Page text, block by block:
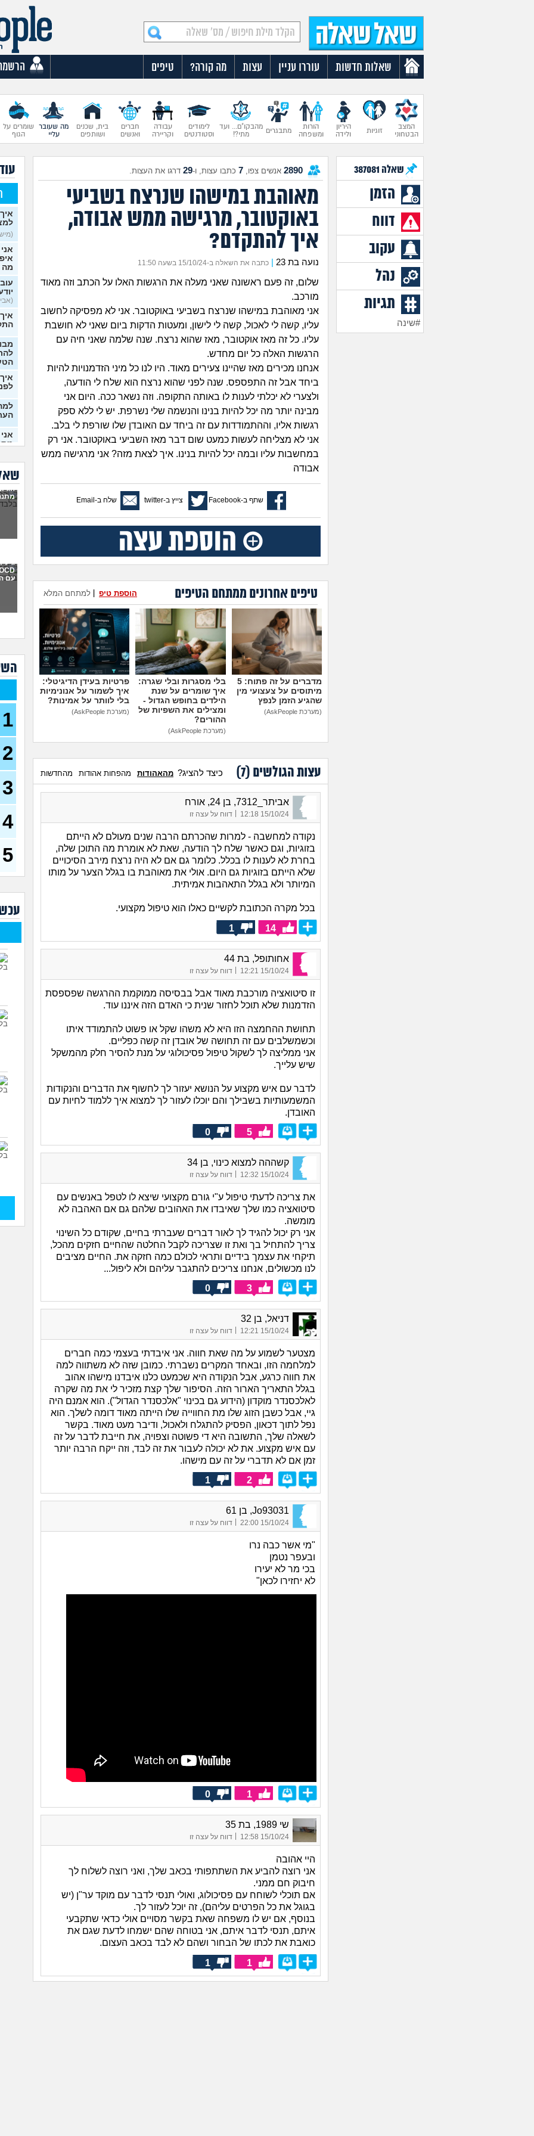
שאלות חדשות עוררו עניין עצות מה קורה? טיפים
המצב
הבטחוני
זוגיות
היריון
ולידה
הורות
ומשפחה
מתבגרים
מהבקו"ם... ועד
מתי?!
לימודים
וסטודנטים
עבודה
וקריירה
חברים
ואנשים
בית, שכנים
ושותפים
מה שעובר
עליי
שומרים על
הגוף
שאלה 387081
הזמן
דווח
עקוב
נהל
תגיות
#שינה
2890 אנשים צפו, 7 כתבו עצות, ו-29 דרגו את העצות.
מאוהבת במישהו שנרצח בשביעי
באוקטובר, מרגישה ממש אבודה,
איך להתקדם?
נועה בת 23 כתבה את השאלה ב-15/10/24 בשעה 11:50
שלום, זה פעם ראשונה שאני מעלה את הרגשות האלו על הכתב וזה מאוד
מורכב.
אני מאוהבת במישהו שנרצח בשביעי באוקטובר. אני לא מפסיקה לחשוב
עליו, קשה לי לאכול, קשה לי לישון, ומעטות הדקות ביום שאני לא חושבת
עליו. כל זה מאז אוקטובר, מאז שהוא נרצח. שנה שלמה שאני חיה עם
הרגשות האלה כל יום מחדש.
אנחנו מכירים מאז שהיינו צעירים מאוד. היו לנו כל מיני הזדמנויות להיות
ביחד אבל זה התפספס. שנה לפני שהוא נרצח הוא שלח לי הודעה,
ולצערי לא יכלתי לענות לו באותה התקופה. וזה נשאר ככה. היום אני
מבינה יותר מה יכל להיות בנינו והנשמה שלי נשרפת. יש לי ללא ספק
רגשות אליו, וההתמודדות עם זה ביחד עם האובדן שלו שורפת לי בלב.
אני לא מצליחה לעשות כמעט שום דבר מאז השביעי באוקטובר. אני רק
במחשבות עליו ובמה יכל להיות בנינו. איך לצאת מזה? אני מרגישה ממש
אבודה
שתף ב-Facebook צייץ ב-twitter שלח ב-Email
טיפים אחרונים ממתחם הטיפים למתחם המלא הוספת טיפ
מדברים על זה פתוח: 5
מיתוסים על צעצועי מין
שהגיע הזמן לנפץ
(מערכת AskPeople)
בלי מסגרות ובלי שגרה:
איך שומרים על שנת
הילדים בחופש הגדול -
ומצילים את השפיות של
ההורים?
(מערכת AskPeople)
פרטיות בעידן הדיגיטלי:
איך לשמור על אנונימיות
בלי לוותר על אמינות?
(מערכת AskPeople)
עצות הגולשים (7
) כיצד להציג? מהאהודות מהפחות אהודות מהחדשות
אביתר_7312, בן 24, אורח
15/10/24 12:18 דווח על עצה זו
נקודה למחשבה - למרות שהכרתם הרבה שנים מעולם לא הייתם
בזוגיות, וגם כאשר שלח לך הודעה, שאת לא אומרת מה התוכן שלה,
בחרת לא לענות לו בכלל. כלומר גם אם לא היה נרצח מירב הסיכויים
שלא הייתם בזוגיות גם היום. אולי את מאוהבת בו בגלל הצער על מותו
המיותר ולא בגלל התאהבות אמיתית.
בכל מקרה הכתובת לקשיים כאלו הוא טיפול מקצועי.
14
1
אחותופל, בת 44
15/10/24 12:21
| דווח על עצה זו
זו סיטואציה מורכבת מאוד אבל בבסיסה ממוקמת ההרגשה שפספסת
הזדמנות שלא תוכל לחזור שנית כי האדם הזה איננו עוד.
תחושת ההחמצה הזו היא לא משהו שקל או פשוט להתמודד איתו
וכשמשלבים עם זה תחושה של אובדן זה קשה כפליים.
אני ממליצה לך לשקול טיפול פסיכולוגי על מנת להסיר חלק מהמשקל
שיש עלייך.
לדבר עם איש מקצוע על הנושא יעזור לך לחשוף את הדברים והנקודות
המשמעותיות בשבילך והם יוכלו לעזור לך למצוא איך ללמוד לחיות עם
האובדן.
5
0
קשההה למצוא כינוי, בן 34
15/10/24 12:32 דווח על עצה זו
את צריכה לדעתי טיפול ע"י גורם מקצועי שיצא לו לטפל באנשים עם
סיטואציה כמו שלך שאיבדו את האהובים שלהם גם אם האהבה לא
מומשה.
אני רק יכול להגיד לך לאור דברים שעברתי בחיים, שקודם כל השינוי
צריך להתחיל בך ואת זו שצריכה לקבל החלטה שהחיים חזקים מהכל,
תיקחי את עצמך בידיים ותראי לכולם כמה חזקה את. החיים מציבים
לנו מכשולים, אנחנו צריכים להתגבר עליהם ולא ליפול...
3
0
דניאל, בן 32
15/10/24 12:21 דווח על עצה זו
מצטער לשמוע על מה שאת חווה. אני איבדתי בעצמי כמה חברים
למלחמה הזו, ובאחד המקרים נשברתי. כמובן שזה לא משתווה למה
את חווה כרגע, אבל הנקודה היא שכמעט כלנו איבדנו מישהו אהוב
בגלל התאריך הארור הזה. הסיפור שלך קצת מזכיר לי את מה שקרה
לאלכסנדר מוקדון (הידוע גם בכינוי "אלכסנדר הגדול"). הוא אמנם היה
גיי, אבל כשבן הזוג שלו מת החווייה שלו הייתה מאוד דומה לשלך. הוא
נפל לתוך דכאון, הפסיק להתגלח ולאכול, ודיבר מעט מאוד. בקשר
לשאלה שלך, התשובה היא די פשוטה וצפויה, את חייבת לדבר על זה
עם איש מקצוע. את לא יכולה לעבור את זה לבד, וזה ייקח הרבה יותר
זמן אם לא תדברי על זה עם מישהו.
2
1
Jo93031, בן 61
15/10/24 22:00 דווח על עצה זו
"מי אשר כבה נרו
ובעפר נטמן
בכי מר לא יעירו
לא יחזירו לכאן"
1
0
שי 1989, בת 35
15/10/24 12:58 דווח על עצה זו
היי אהובה
אני רוצה להביע את השתתפותי בכאב שלך, ואני רוצה לשלוח לך
חיבוק חם ממני.
אם תוכלי לשוחח עם פסיכולוג, ואולי תנסי לדבר עם מוקד ער"ן (יש
בגוגל את כל הפרטים עליהם), זה יוכל לעזור לך.
בנוסף, אם יש לו משפחה שאת בקשר מסויים אולי כדאי שתקבעי
איתם, תנסי לדבר איתם, אני בטוחה שהם ישמחו לדעת שגם את
כואבת את לכתו של הבחור ושהם לא לבד בכאב העצום.
1
1
מה
(אבי99, בן 22)
מה
בת 23)
30)
עם
עם
1
2
3
4
5